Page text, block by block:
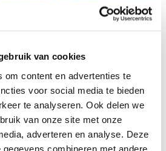
van cookies
om content en advertenties te
voor social media te bieden
te analyseren. Ook delen we
van onze site met onze
adverteren en analyse. Deze
combineren met andere
op of om als iemand een
arm heeft staan. De objectkeuze
wel iemands persoonlijke smaak
nog veel meer aflezen aan iemands
tatoeages zetten met een
kompassen, vuurtorens en
van geluk, de juiste koers en een